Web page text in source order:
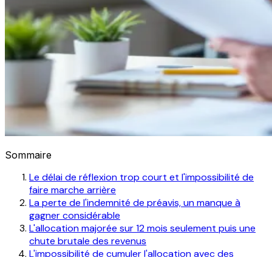
Sommaire
Le délai de réflexion trop court et l'impossibilité de
faire marche arrière
La perte de l'indemnité de préavis, un manque à
gagner considérable
L'allocation majorée sur 12 mois seulement puis une
chute brutale des revenus
L'impossibilité de cumuler l'allocation avec des